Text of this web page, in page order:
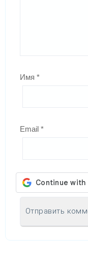
Имя *
Email *